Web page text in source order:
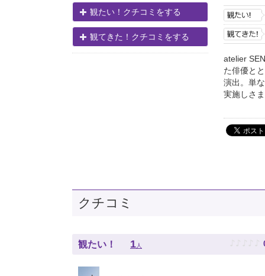
観たい！クチコミをする
観てきた！クチコミをする
atelier
た俳優と
演出。単
実施しさ
クチコミ
観たい！ 1 人 ♪ ♪ ♪ ♪ ♪